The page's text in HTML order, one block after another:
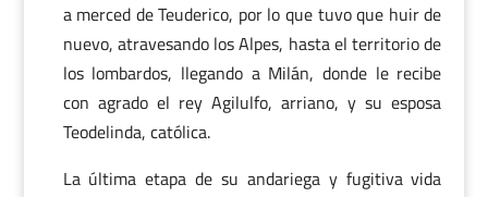
a merced de Teuderico, por lo que tuvo que huir de
nuevo, atravesando los Alpes, hasta el territorio de
los lombardos, llegando a Milán, donde le recibe
con agrado el rey Agilulfo, arriano, y su esposa
Teodelinda, católica.
La última etapa de su andariega y fugitiva vida